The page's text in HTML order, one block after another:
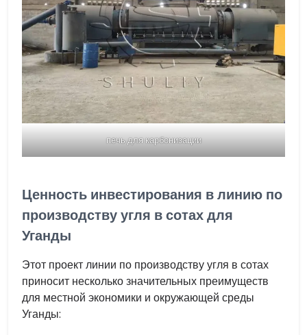
печь для карбонизации
Ценность инвестирования в линию по
производству угля в сотах для
Уганды
Этот проект линии по производству угля в сотах
приносит несколько значительных преимуществ
для местной экономики и окружающей среды
Уганды: